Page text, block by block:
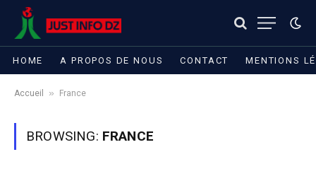
HOME A PROPOS DE NOUS CONTACT MENTIONS
Accueil » France
BROWSING: FRANCE